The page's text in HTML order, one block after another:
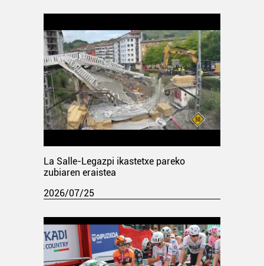
La Salle-Legazpi ikastetxe pareko
zubiaren eraistea
2026/07/25